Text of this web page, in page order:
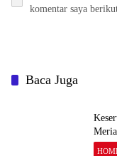
komentar saya
Baca Juga